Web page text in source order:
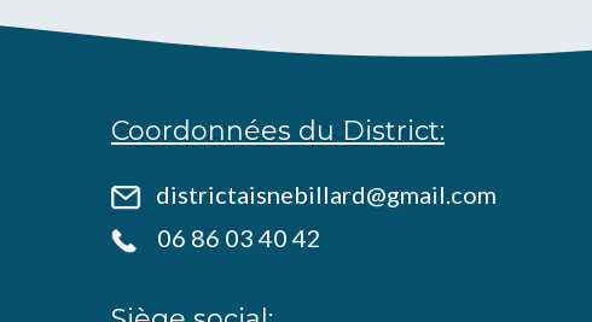
Coordonnées du District:
districtaisnebillard@gmail.com
06 86 03 40 42